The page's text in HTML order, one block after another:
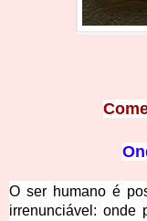
O ser humano é
irrenunciável: onde